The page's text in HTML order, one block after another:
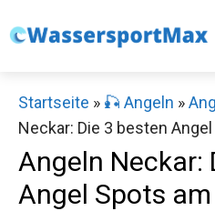
Inhalt
Startseite » 🎣 Angeln »
Neckar: Die 3 besten
Angeln Neckar:
Angel Spots